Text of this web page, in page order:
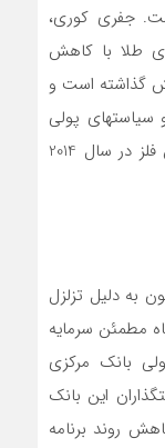
است. جفری کوری،
طلا با کاهش
گذاشته است و
سیاستهای پولی
سخت گیرانه‌تر در آمریکا، کاهش بهای این فلز در سال 2014
به دلیل تزلزل
مطمئن سرمایه
بانک مرکزی
این بانک
روند برنامه